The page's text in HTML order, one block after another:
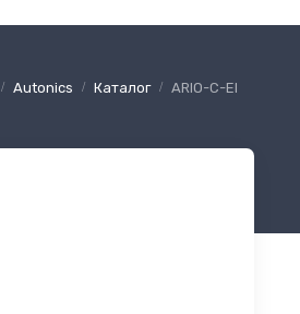
Autonics Каталог ARIO-C-EI